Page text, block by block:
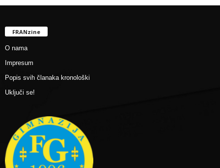
FRANzine
O nama
Impresum
Popis svih članaka kronološki
Uključi se!